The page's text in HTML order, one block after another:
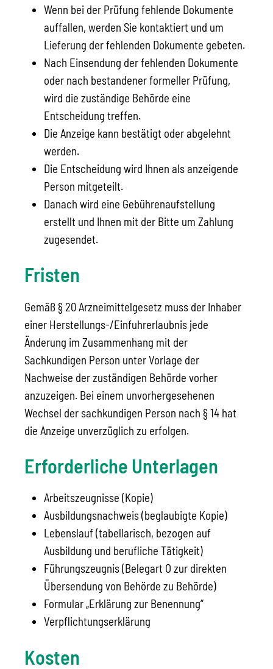
Wenn bei der Prüfung fehlende Dokumente
auffallen, werden Sie kontaktiert und um
Lieferung der fehlenden Dokumente gebeten.
Nach Einsendung der fehlenden Dokumente
oder nach bestandener formeller Prüfung,
wird die zuständige Behörde eine
Entscheidung treffen.
Die Anzeige kann bestätigt oder abgelehnt
werden.
Die Entscheidung wird Ihnen als anzeigende
Person mitgeteilt.
Danach wird eine Gebührenaufstellung
erstellt und Ihnen mit der Bitte um Zahlung
zugesendet.
Fristen
Gemäß § 20 Arzneimittelgesetz muss der Inhaber
einer Herstellungs-/Einfuhrerlaubnis jede
Änderung im Zusammenhang mit der
Sachkundigen Person unter Vorlage der
Nachweise der zuständigen Behörde vorher
anzuzeigen. Bei einem unvorhergesehenen
Wechsel der sachkundigen Person nach § 14 hat
die Anzeige unverzüglich zu erfolgen.
Erforderliche Unterlagen
Arbeitszeugnisse (Kopie)
Ausbildungsnachweis (beglaubigte Kopie)
Lebenslauf (tabellarisch, bezogen auf
Ausbildung und berufliche Tätigkeit)
Führungszeugnis (Belegart O zur direkten
Übersendung von Behörde zu Behörde)
Formular „Erklärung zur Benennung“
Verpflichtungserklärung
Kosten